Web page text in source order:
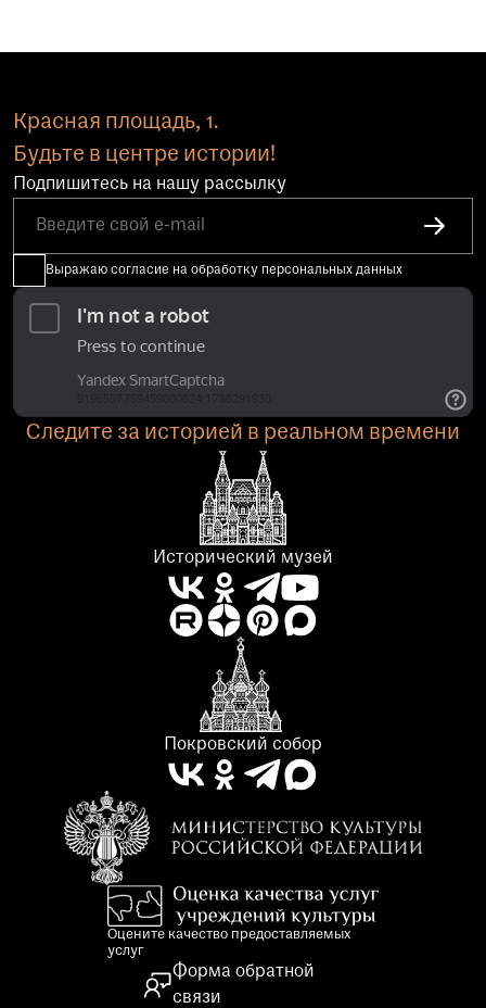
Красная площадь, 1.
Будьте в центре истории!
Подпишитесь на нашу рассылку
Выражаю согласие на обработку персональных данных
Следите за историей в реальном времени
Исторический музей
Покровский собор
Оцените качество предоставляемых
услуг
Форма обратной
связи